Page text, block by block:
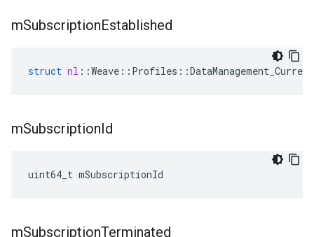
mSubscriptionEstablished
struct nl ::Weave :: Profiles ::DataManagement_Current
mSubscriptionId
uint64_t mSubscriptionId
mSubscriptionTerminated